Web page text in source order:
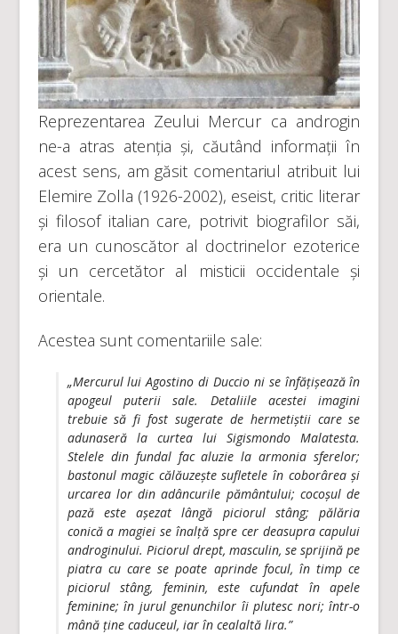
Reprezentarea Zeului Mercur ca androgin
ne-a atras atenția și, căutând informații în
acest sens, am găsit comentariul atribuit lui
Elemire Zolla (1926-2002), eseist, critic literar
și filosof italian care, potrivit biografilor săi,
era un cunoscător al doctrinelor ezoterice
și un cercetător al misticii occidentale și
orientale.
Acestea sunt comentariile sale:
„Mercurul lui Agostino di Duccio ni se înfățișează în
apogeul puterii sale. Detaliile acestei imagini
trebuie să fi fost sugerate de hermetiștii care se
adunaseră la curtea lui Sigismondo Malatesta.
Stelele din fundal fac aluzie la armonia sferelor;
bastonul magic călăuzește sufletele în coborârea și
urcarea lor din adâncurile pământului; cocoșul de
pază este așezat lângă piciorul stâng; pălăria
conică a magiei se înalță spre cer deasupra capului
androginului. Piciorul drept, masculin, se sprijină pe
piatra cu care se poate aprinde focul, în timp ce
piciorul stâng, feminin, este cufundat în apele
feminine; în jurul genunchilor îi plutesc nori; într-o
mână ține caduceul, iar în cealaltă lira.”